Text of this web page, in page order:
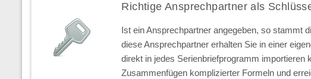
Richtige Ansprechpartner als
Ist ein Ansprechpartner angegeben, so stammt
diese Ansprechpartner erhalten Sie in einer
direkt in jedes Serienbriefprogramm importieren
Zusammenfügen komplizierter Formeln und